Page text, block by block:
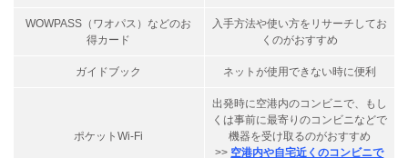
WOWPASS（ワオパス）などのお
得カード
入手方法や使い方をリサーチしてお
くのがおすすめ
ガイドブック ネットが使用できない時に便利
ポケットWi-Fi
出発時に空港内のコンビニで、もし
くは事前に最寄りのコンビニなどで
機器を受け取るのがおすすめ
>> 空港内や自宅近くのコンビニで